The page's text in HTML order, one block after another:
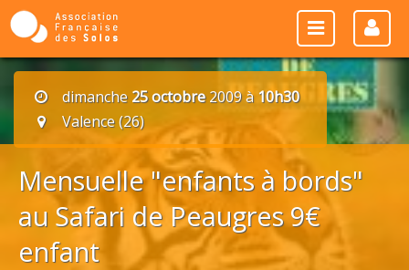
dimanche 25 octobre2009 à 10h30
Valence (26)
Mensuelle "enfants à bords"
au Safari de Peaugres 9€
enfant